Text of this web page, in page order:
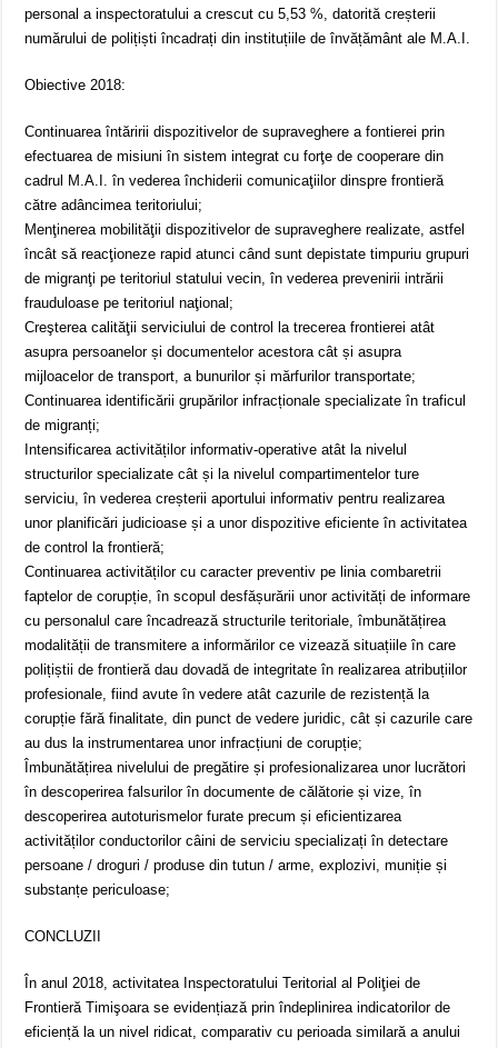
personal a inspectoratului a crescut cu 5,53 %, datorită creșterii
numărului de polițiști încadrați din instituțiile de învățământ ale M.A.I.
Obiective 2018:
Continuarea întăririi dispozitivelor de supraveghere a fontierei prin
efectuarea de misiuni în sistem integrat cu forţe de cooperare din
cadrul M.A.I. în vederea închiderii comunicaţiilor dinspre frontieră
către adâncimea teritoriului;
Menţinerea mobilităţii dispozitivelor de supraveghere realizate, astfel
încât să reacţioneze rapid atunci când sunt depistate timpuriu grupuri
de migranţi pe teritoriul statului vecin, în vederea prevenirii intrării
frauduloase pe teritoriul naţional;
Creşterea calităţii serviciului de control la trecerea frontierei atât
asupra persoanelor și documentelor acestora cât și asupra
mijloacelor de transport, a bunurilor și mărfurilor transportate;
Continuarea identificării grupărilor infracționale specializate în traficul
de migranți;
Intensificarea activităților informativ-operative atât la nivelul
structurilor specializate cât și la nivelul compartimentelor ture
serviciu, în vederea creșterii aportului informativ pentru realizarea
unor planificări judicioase și a unor dispozitive eficiente în activitatea
de control la frontieră;
Continuarea activităților cu caracter preventiv pe linia combaretrii
faptelor de corupție, în scopul desfășurării unor activități de informare
cu personalul care încadrează structurile teritoriale, îmbunătățirea
modalității de transmitere a informărilor ce vizează situațiile în care
polițiștii de frontieră dau dovadă de integritate în realizarea atribuțiilor
profesionale, fiind avute în vedere atât cazurile de rezistență la
corupție fără finalitate, din punct de vedere juridic, cât și cazurile care
au dus la instrumentarea unor infracțiuni de corupție;
Îmbunătățirea nivelului de pregătire și profesionalizarea unor lucrători
în descoperirea falsurilor în documente de călătorie și vize, în
descoperirea autoturismelor furate precum și eficientizarea
activităților conductorilor câini de serviciu specializați în detectare
persoane / droguri / produse din tutun / arme, explozivi, muniție și
substanțe periculoase;
CONCLUZII
În anul 2018, activitatea Inspectoratului Teritorial al Poliţiei de
Frontieră Timişoara se evidențiază prin îndeplinirea indicatorilor de
eficiență la un nivel ridicat, comparativ cu perioada similară a anului